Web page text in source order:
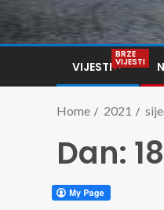
VIJESTI
BRZE
VIJESTI
Home 2021
Dan: